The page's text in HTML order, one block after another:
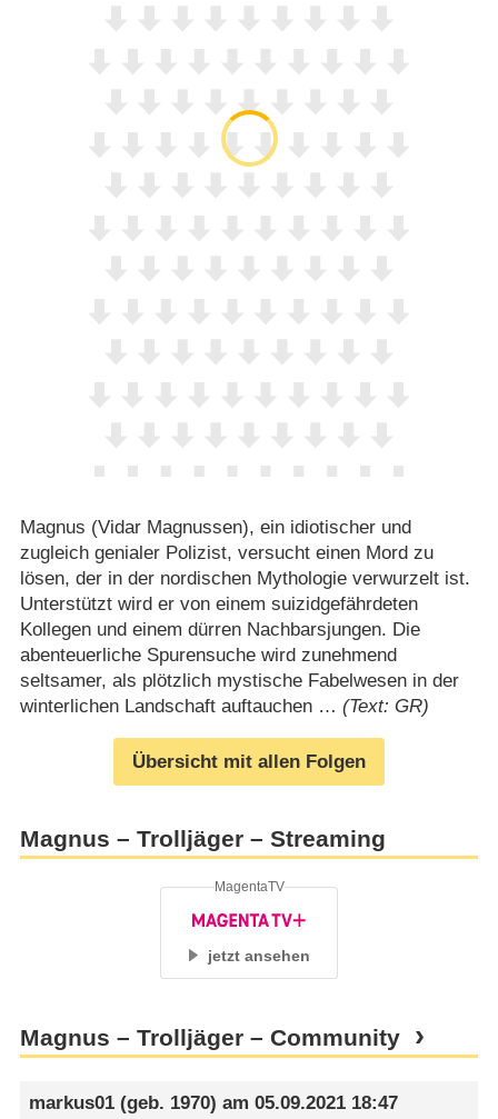
Magnus (Vidar Magnussen), ein idiotischer und
zugleich genialer Polizist, versucht einen Mord zu
lösen, der in der nordischen Mythologie verwurzelt ist.
Unterstützt wird er von einem suizidgefährdeten
Kollegen und einem dürren Nachbarsjungen. Die
abenteuerliche Spurensuche wird zunehmend
seltsamer, als plötzlich mystische Fabelwesen in der
winterlichen Landschaft auftauchen … (Text: GR)
Übersicht mit allen Folgen
Magnus – Trolljäger – Streaming
jetzt ansehen
MagentaTV
Magnus – Trolljäger – Community
markus01 (geb. 1970) am05.09.2021 18:47